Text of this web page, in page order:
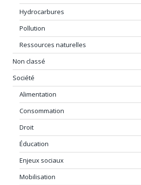
Hydrocarbures
Pollution
Ressources naturelles
Non classé
Société
Alimentation
Consommation
Droit
Éducation
Enjeux sociaux
Mobilisation